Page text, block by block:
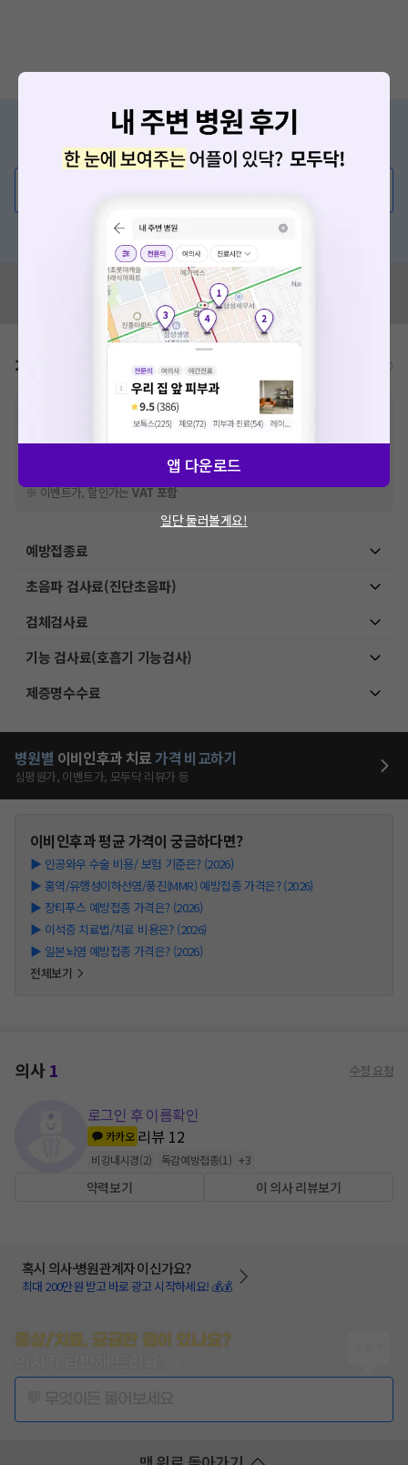
증상/치료, 궁금한 점이 있나요?
의사가 직접 답해드려요!
혹은, 의료상담 서비스에 다양한 게시글 보러가기
혹시 잘못된 병원정보가 있나요?
모두닥 팀에 알려주세요!
가격표
비급여 항목의 경우,추가비용 등으로 실제 가격과 상이할 수 있으니, 정확
한 가격은 해당 의료기관에 직접 문의해주세요.
※급여 항목의 경우,건강보험심사평가원에 고지되어 있는 급여 진료 기준 가
격입니다. (진료와 연관된 복합적인 비용이 추가되어, 병원마다 금액이 다르게
산정될 수 있는 점 참고 바랍니다.)
※ 이벤트가, 할인가는VAT 포함
예방접종료
초음파 검사료(진단초음파)
검체검사료
기능 검사료(호흡기 기능검사)
제증명수수료
병원별 이비인후과 치료가격 비교하기
심평원가, 이벤트가, 모두닥 리뷰가 등
이비인후과평균 가격이 궁금하다면?
▶ 인공와우 수술 비용/ 보험 기준은? (2026)
▶ 홍역/유행성이하선염/풍진(MMR) 예방접종 가격은? (2026)
▶ 장티푸스 예방접종 가격은? (2026)
▶ 이석증 치료법/치료 비용은? (2026)
▶ 일본뇌염 예방접종 가격은? (2026)
전체보기
의사1 수정 요청
로그인 후 이름확인
카카오 리뷰 12
비강내시경(2) 독감예방접종(1 ) +3
약력보기 이 의사 리뷰보기
혹시 의사·병원관계자 이신가요?
최대 200만원 받고 바로 광고 시작하세요! 💰💰
증상/치료, 궁금한 점이 있나요?
앱 다운로드
일단 둘러볼게요!